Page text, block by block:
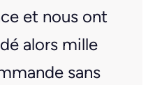
et nous ont
alors mille
sans